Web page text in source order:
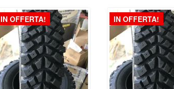
IN OFFERTA! IN OFFERTA!